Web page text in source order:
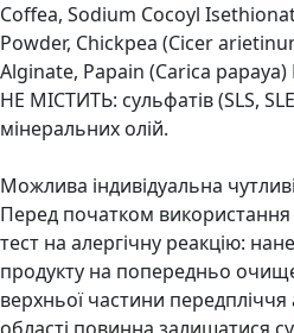
Coffea, Sodium Cocoyl
Powder, Chickpea (Cicer
Alginate, Papain (Carica
НЕ МІСТИТЬ: сульфатів (SLS,
мінеральних олій.
Можлива індивідуальна
Перед початком
тест на алергічну реакцію:
продукту на попередньо
верхньої частини